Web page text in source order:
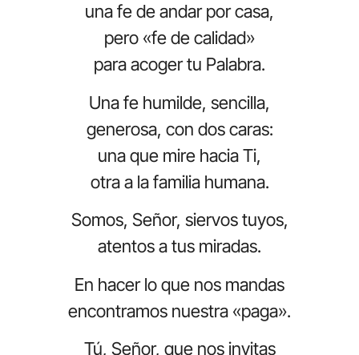
una fe de andar por casa,
pero «fe de calidad»
para acoger tu Palabra.
Una fe humilde, sencilla,
generosa, con dos caras:
una que mire hacia Ti,
otra a la familia humana.
Somos, Señor, siervos tuyos,
atentos a tus miradas.
En hacer lo que nos mandas
encontramos nuestra «paga».
Tú, Señor, que nos invitas